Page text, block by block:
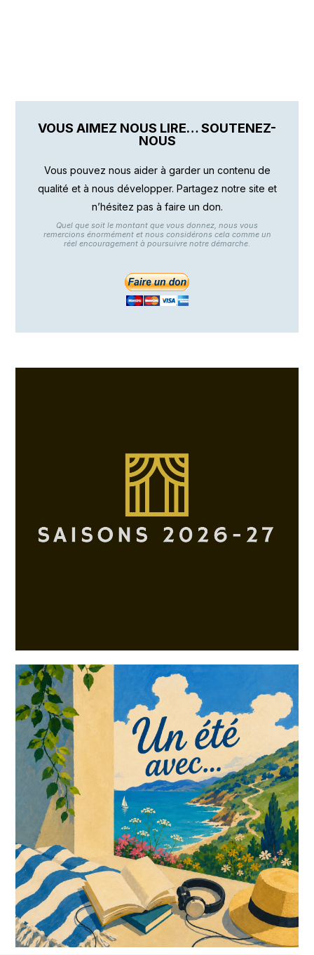
VOUS AIMEZ NOUS LIRE… SOUTENEZ-
NOUS
Vous pouvez nous aider à garder un contenu de
qualité et à nous développer. Partagez notre site et
n’hésitez pas à faire un don.
Quel que soit le montant que vous donnez, nous vous
remercions énormément et nous considérons cela comme un
réel encouragement à poursuivre notre démarche.